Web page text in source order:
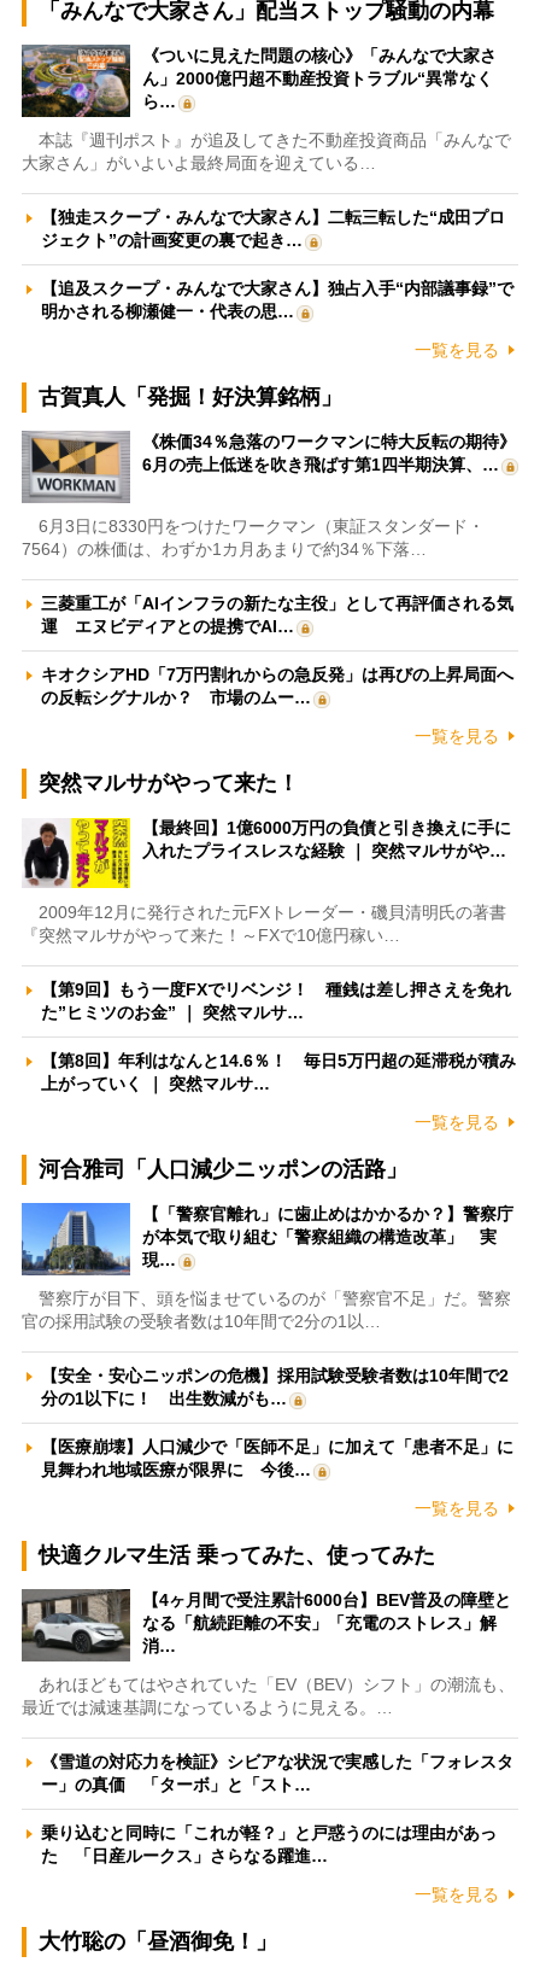
「みんなで大家さん」配当ストップ騒動の内幕
《ついに見えた問題の核心》「みんなで大家さ
ん」2000億円超不動産投資トラブル“異常なく
ら…
本誌『週刊ポスト』が追及してきた不動産投資商品「みんなで
大家さん」がいよいよ最終局面を迎えている…
【独走スクープ・みんなで大家さん】二転三転した“成田プロ
ジェクト”の計画変更の裏で起き…
【追及スクープ・みんなで大家さん】独占入手“内部議事録”で
明かされる柳瀬健一・代表の思…
一覧を見る
古賀真人「発掘！好決算銘柄」
《株価34％急落のワークマンに特大反転の期待》
6月の売上低迷を吹き飛ばす第1四半期決算、…
6月3日に8330円をつけたワークマン（東証スタンダード・
7564）の株価は、わずか1カ月あまりで約34％下落…
三菱重工が「AIインフラの新たな主役」として再評価される気
運 エヌビディアとの提携でAI…
キオクシアHD「7万円割れからの急反発」は再びの上昇局面へ
の反転シグナルか？ 市場のムー…
一覧を見る
突然マルサがやって来た！
【最終回】1億6000万円の負債と引き換えに手に
入れたプライスレスな経験 ｜ 突然マルサがや…
2009年12月に発行された元FXトレーダー・磯貝清明氏の著書
『突然マルサがやって来た！～FXで10億円稼い…
【第9回】もう一度FXでリベンジ！ 種銭は差し押さえを免れ
た”ヒミツのお金” ｜ 突然マルサ…
【第8回】年利はなんと14.6％！ 毎日5万円超の延滞税が積み
上がっていく ｜ 突然マルサ…
一覧を見る
河合雅司「人口減少ニッポンの活路」
【「警察官離れ」に歯止めはかかるか？】警察庁
が本気で取り組む「警察組織の構造改革」 実
現…
警察庁が目下、頭を悩ませているのが「警察官不足」だ。警察
官の採用試験の受験者数は10年間で2分の1以…
【安全・安心ニッポンの危機】採用試験受験者数は10年間で2
分の1以下に！ 出生数減がも…
【医療崩壊】人口減少で「医師不足」に加えて「患者不足」に
見舞われ地域医療が限界に 今後…
一覧を見る
快適クルマ生活 乗ってみた、使ってみた
【4ヶ月間で受注累計6000台】BEV普及の障壁と
なる「航続距離の不安」「充電のストレス」解
消…
あれほどもてはやされていた「EV（BEV）シフト」の潮流も、
最近では減速基調になっているように見える。…
《雪道の対応力を検証》シビアな状況で実感した「フォレスタ
ー」の真価 「ターボ」と「スト…
乗り込むと同時に「これが軽？」と戸惑うのには理由があっ
た 「日産ルークス」さらなる躍進…
一覧を見る
大竹聡の「昼酒御免！」